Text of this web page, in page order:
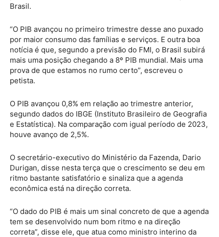
Brasil.
“O PIB avançou no primeiro trimestre desse ano puxado
por maior consumo das famílias e serviços. E outra boa
notícia é que, segundo a previsão do FMI, o Brasil subirá
mais uma posição chegando a 8º PIB mundial. Mais uma
prova de que estamos no rumo certo”, escreveu o
petista.
O PIB avançou 0,8% em relação ao trimestre anterior,
segundo dados do IBGE (Instituto Brasileiro de Geografia
e Estatística). Na comparação com igual período de 2023,
houve avanço de 2,5%.
O secretário-executivo do Ministério da Fazenda, Dario
Durigan, disse nesta terça que o crescimento se deu em
ritmo bastante satisfatório e sinaliza que a agenda
econômica está na direção correta.
“O dado do PIB é mais um sinal concreto de que a agenda
tem se desenvolvido num bom ritmo e na direção
correta”, disse ele, que atua como ministro interino da